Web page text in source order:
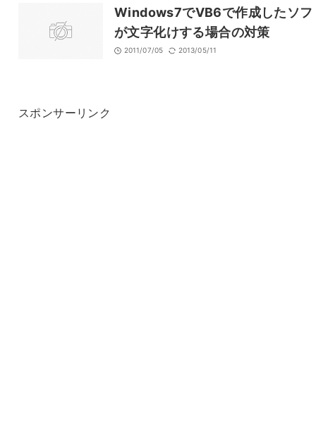
Windows7でVB6で作成したソフ
が文字化けする場合の対策
2011/07/05 2013/05/11
スポンサーリンク